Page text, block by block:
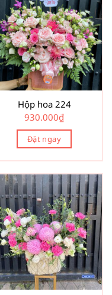
Hộp hoa 224
930.000₫
Đặt ngay